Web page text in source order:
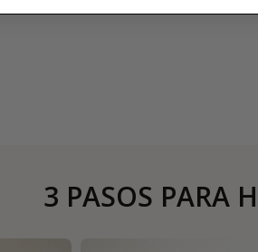
3 PASOS PARA